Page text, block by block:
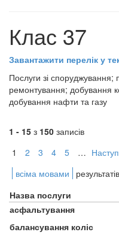
Клас 37
Завантажити перелік у
Послуги зі споруджування;
ремонтування; добування
добування нафти та газу
1 - 15 з 150 записів
1
2 3 4 5 …
всіма мовами
Назва послуги
асфальтування
балансування коліс